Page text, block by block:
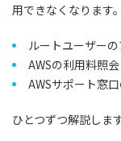
用できなくなります。
ルートユーザーの
AWSの利用料照会
AWSサポート窓
ひとつずつ解説します